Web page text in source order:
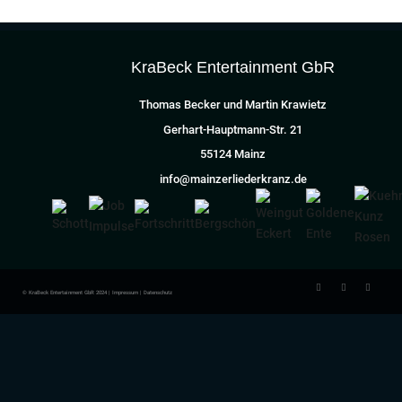
KraBeck Entertainment GbR
Thomas Becker und Martin Krawietz
Gerhart-Hauptmann-Str. 21
55124 Mainz
info@mainzerliederkranz.de
© KraBeck Entertainment GbR 2024 | Impressum | Datenschutz